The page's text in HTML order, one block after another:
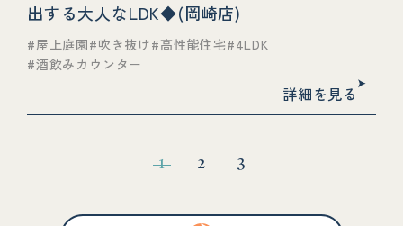
出する大人なLDK◆(岡崎店)
屋上庭園 吹き抜け 高性能住宅
4LDK
酒飲みカウンター
詳細を見る
1 2 3